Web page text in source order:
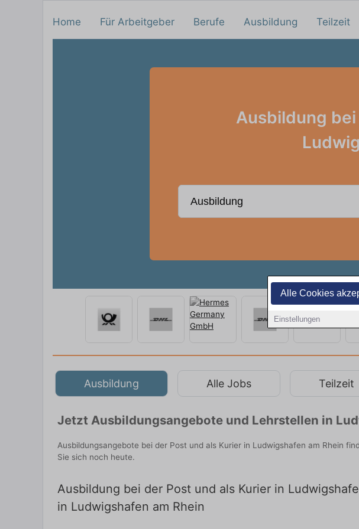
Alle Cookies
Einstellungen
Home Für Arbeitgeber Berufe Ausbildung Teilzeit
Ausbildung
Ausbildung Alle Jobs Teilzeit
Jetzt Ausbildungsangebote und Lehrstellen in
Ausbildungsangebote bei der Post und als Kurier in Ludwigshafen am Rhein
Sie sich noch heute.
Ausbildung bei der Post und als Kurier in
in Ludwigshafen am Rhein